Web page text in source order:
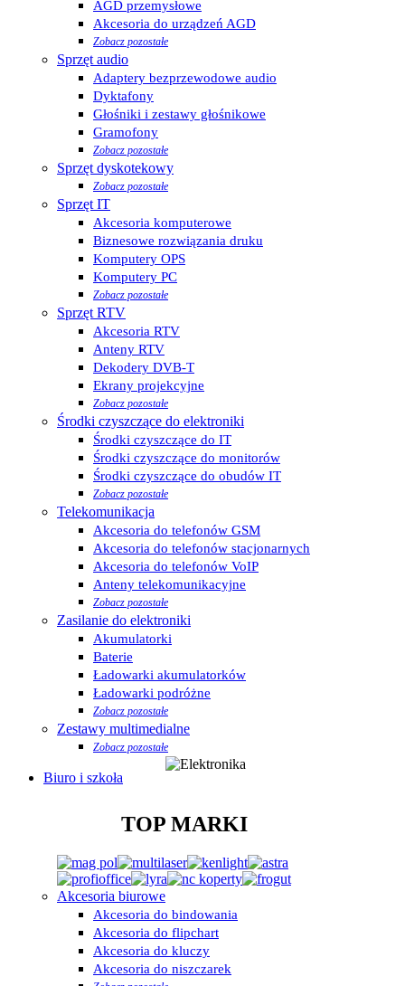
AGD przemysłowe
Akcesoria do urządzeń AGD
Zobacz pozostałe
Sprzęt audio
Adaptery bezprzewodowe audio
Dyktafony
Głośniki i zestawy głośnikowe
Gramofony
Zobacz pozostałe
Sprzęt dyskotekowy
Zobacz pozostałe
Sprzęt IT
Akcesoria komputerowe
Biznesowe rozwiązania druku
Komputery OPS
Komputery PC
Zobacz pozostałe
Sprzęt RTV
Akcesoria RTV
Anteny RTV
Dekodery DVB-T
Ekrany projekcyjne
Zobacz pozostałe
Środki czyszczące do elektroniki
Środki czyszczące do IT
Środki czyszczące do monitorów
Środki czyszczące do obudów IT
Zobacz pozostałe
Telekomunikacja
Akcesoria do telefonów GSM
Akcesoria do telefonów stacjonarnych
Akcesoria do telefonów VoIP
Anteny telekomunikacyjne
Zobacz pozostałe
Zasilanie do elektroniki
Akumulatorki
Baterie
Ładowarki akumulatorków
Ładowarki podróżne
Zobacz pozostałe
Zestawy multimedialne
Zobacz pozostałe
Biuro i szkoła
TOP MARKI
Akcesoria biurowe
Akcesoria do bindowania
Akcesoria do flipchart
Akcesoria do kluczy
Akcesoria do niszczarek